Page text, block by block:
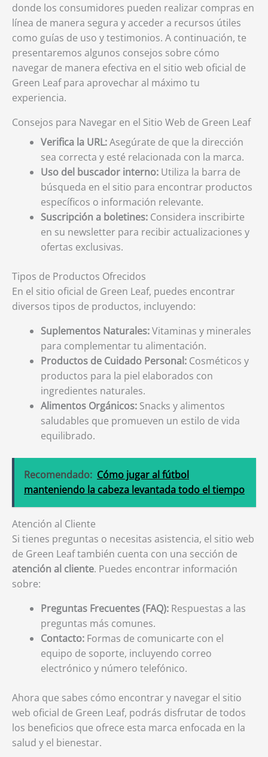
donde los consumidores pueden realizar compras en
línea de manera segura y acceder a recursos útiles
como guías de uso y testimonios. A continuación, te
presentaremos algunos consejos sobre cómo
navegar de manera efectiva en el sitio web oficial de
Green Leaf para aprovechar al máximo tu
experiencia.
Consejos para Navegar en el Sitio Web de Green Leaf
Verifica la URL:Asegúrate de que la dirección
sea correcta y esté relacionada con la marca.
Uso del buscador interno: Utiliza la barra de
búsqueda en el sitio para encontrar productos
específicos o información relevante.
Suscripción a boletines: Considera inscribirte
en su newsletter para recibir actualizaciones y
ofertas exclusivas.
Tipos de Productos Ofrecidos
En el sitio oficial de Green Leaf, puedes encontrar
diversos tipos de productos, incluyendo:
Suplementos Naturales:Vitaminas y minerales
para complementar tu alimentación.
Productos de Cuidado Personal: Cosméticos y
productos para la piel elaborados con
ingredientes naturales.
Alimentos Orgánicos: Snacks y alimentos
saludables que promueven un estilo de vida
equilibrado.
Recomendado: Cómo jugar al fútbol
manteniendo la cabeza levantada todo el tiempo
Atención al Cliente
Si tienes preguntas o necesitas asistencia, el sitio web
de Green Leaf también cuenta con una sección de
atención al cliente. Puedes encontrar información
sobre:
Preguntas Frecuentes (FAQ): Respuestas a las
preguntas más comunes.
Contacto: Formas de comunicarte con el
equipo de soporte, incluyendo correo
electrónico y número telefónico.
Ahora que sabes cómo encontrar y navegar el sitio
web oficial de Green Leaf, podrás disfrutar de todos
los beneficios que ofrece esta marca enfocada en la
salud y el bienestar.